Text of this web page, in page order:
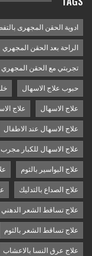
ادوية الحقن المجهرى
الراحة بعد الحقن المجهري
تجربتي مع الحقن المجهري
حبوب علاج الاسهال
علاج الاسهال علاج
علاج الاسهال عند الاطفال
علاج الاسهال للكبار مجرب
علاج البواسير بالثوم
علاج الصداع بالتدليك
علاج تساقط الشعر الدهني
علاج تساقط الشعر بالثوم
علاج عرق النسا بالاعشاب